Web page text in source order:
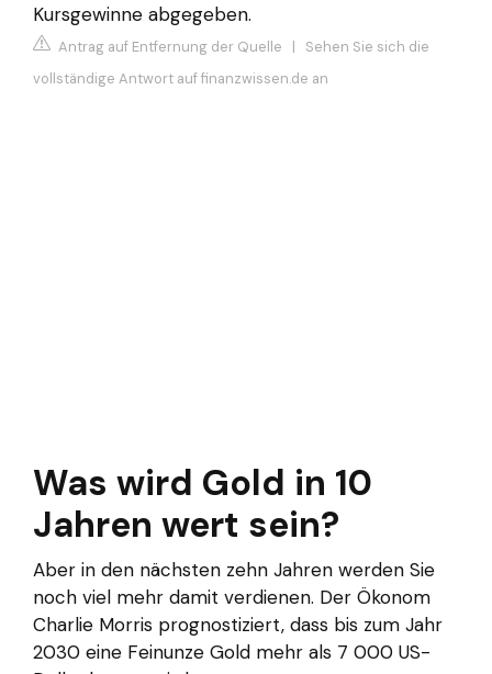
Kursgewinne abgegeben.
Antrag auf Entfernung der Quelle | Sehen Sie sich die
vollständige Antwort auf finanzwissen.de an
Was wird Gold in 10
Jahren wert sein?
Aber in den nächsten zehn Jahren werden Sie
noch viel mehr damit verdienen. Der Ökonom
Charlie Morris prognostiziert, dass bis zum Jahr
2030 eine Feinunze Gold mehr als 7 000 US-